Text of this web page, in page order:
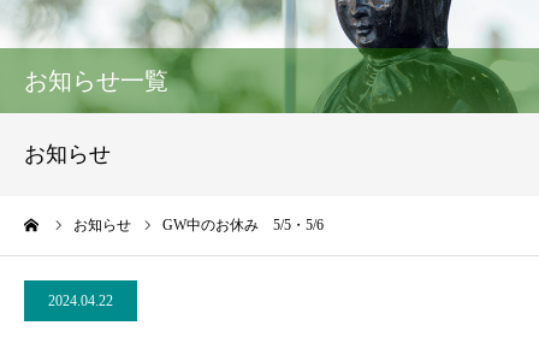
お知らせ一覧
お知らせ
お知らせ GW中のお休み 5/5・5/6
2024.04.22
吉祥の特徴